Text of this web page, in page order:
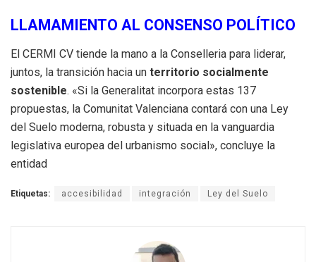
LLAMAMIENTO AL CONSENSO POLÍTICO
El CERMI CV tiende la mano a la Conselleria para liderar,
juntos, la transición hacia un territorio socialmente
sostenible. «Si la Generalitat incorpora estas 137
propuestas, la Comunitat Valenciana contará con una Ley
del Suelo moderna, robusta y situada en la vanguardia
legislativa europea del urbanismo social», concluye la
entidad
Etiquetas: accesibilidad integración Ley del Suelo